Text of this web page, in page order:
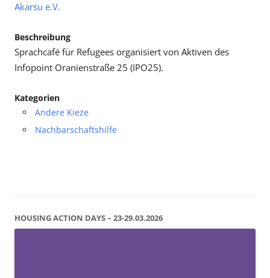
Akarsu e.V.
Beschreibung
Sprachcafé für Refugees organisiert von Aktiven des
Infopoint Oranienstraße 25 (IPO25).
Kategorien
Andere Kieze
Nachbarschaftshilfe
HOUSING ACTION DAYS – 23-29.03.2026